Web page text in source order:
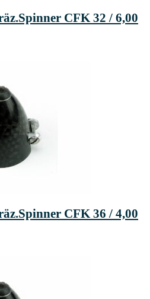
CFK 32 / 6,00
CFK 36 / 4,00